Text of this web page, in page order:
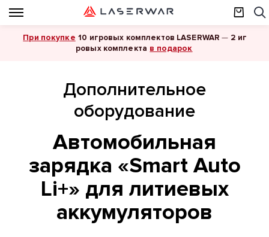
При покупке 10 игровых комплектов LASERWAR — 2 иг
ровых комплекта в подарок
Дополнительное
оборудование
Автомобильная
зарядка «Smart Auto
Li+» для литиевых
аккумуляторов